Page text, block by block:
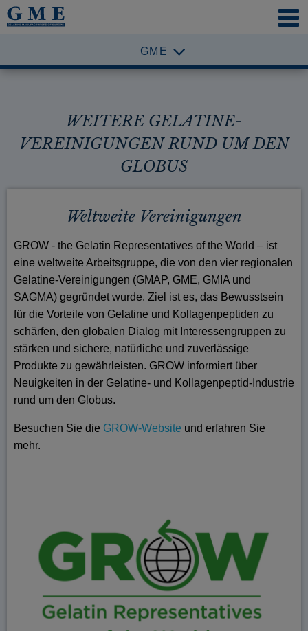
GME
WEITERE GELATINE-
VEREINIGUNGEN RUND UM DEN
GLOBUS
Weltweite Vereinigungen
GROW - the Gelatin Representatives of the World – ist
eine weltweite Arbeitsgruppe, die von den vier regionalen
Gelatine-Vereinigungen (GMAP, GME, GMIA und
SAGMA) gegründet wurde. Ziel ist es, das Bewusstsein
für die Vorteile von Gelatine und Kollagenpeptiden zu
schärfen, den globalen Dialog mit Interessengruppen zu
stärken und sichere, natürliche und zuverlässige
Produkte zu gewährleisten. GROW informiert über
Neuigkeiten in der Gelatine- und Kollagenpeptid-Industrie
rund um den Globus.
Besuchen Sie die GROW-Website und erfahren Sie
mehr.